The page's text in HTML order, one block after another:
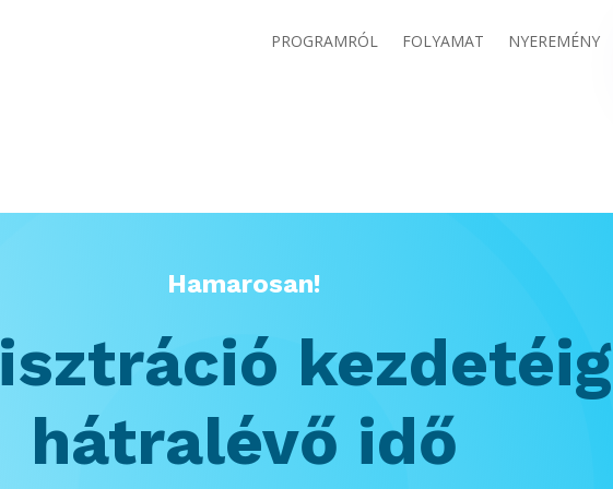
PROGRAMRÓL FOLYAMAT NYEREMÉNY
Hamarosan!
kezdetéig
hátralévő idő